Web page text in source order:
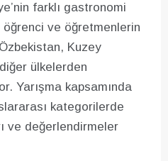
farklı gastronomi
ve öğretmenlerin
Kuzey
ülkelerden
Yarışma kapsamında
kategorilerde
ve değerlendirmeler